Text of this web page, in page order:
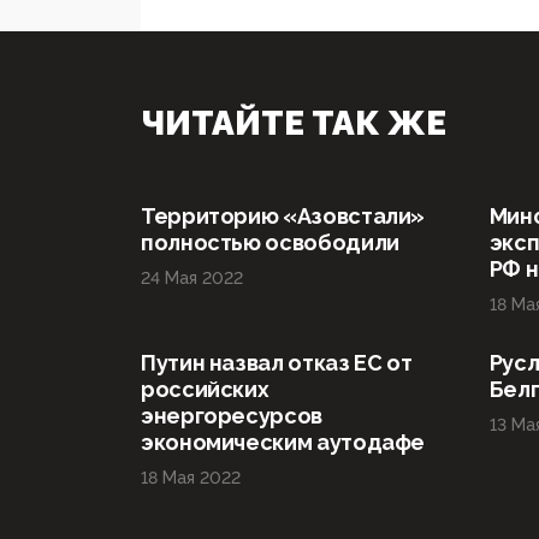
ЧИТАЙТЕ ТАК ЖЕ
Территорию «Азовстали»
полностью освободили
24 Мая 2022
РФ
18
Путин назвал отказ ЕС от
российских
энергоресурсов
экономическим аутодафе
18 Мая 2022
13